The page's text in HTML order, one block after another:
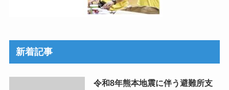
新着記事
令和8年熊本地震に伴う避難所支